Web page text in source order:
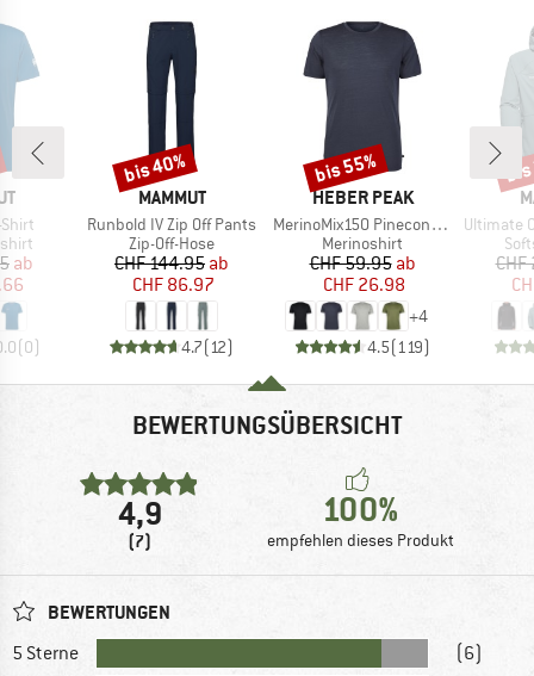
Preis
ab
(0)
MARKE
MAMMUT
Artikel
Runbold IV Zip Off Pants
Produktgruppe
Zip-Off-Hose
Preis
CHF 144.95reduzierter Preis
ab
CHF 86.97
4.7(12)
Rabatt
bis 40%
MARKE
HEBER PEAK
Artikel
MerinoMix150 PineconeHe. II T-Shirt
Produktgruppe
Merinoshirt
Preis
CHF 59.95reduzierter Preis
ab
CHF 26.98
+4
4.5(119)
Rabatt
bis 55%
Artikel
Ultimate Comfort
BEWERTUNGSÜBERSICHT
4,9
(7)
100%
empfehlen dieses Produkt
BEWERTUNGEN
5 Sterne (6)